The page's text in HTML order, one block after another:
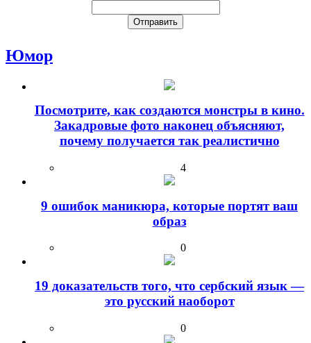
Юмор
Посмотрите, как создаются монстры в кино.
Закадровые фото наконец объясняют,
почему получается так реалистично
4
9 ошибок маникюра, которые портят ваш
образ
0
19 доказательств того, что сербский язык —
это русский наоборот
0